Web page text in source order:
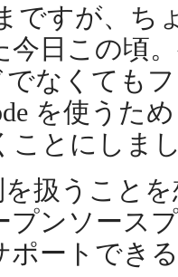
ですが、ち
日この頃
でなくても
を使うた
ことにしま
を扱うこと
ンソース
ポートでき